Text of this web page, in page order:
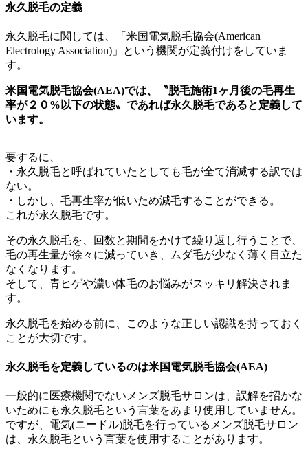
永久脱毛の定義
永久脱毛に関しては、「米国電気脱毛協会(American
Electrology Association)」という機関が定義付けをしていま
す。
米国電気脱毛協会(AEA)では、〝脱毛施術1ヶ月後の毛再生
率が２０%以下の状態〟であれば永久脱毛であると定義して
います。
要するに、
・永久脱毛と呼ばれていたとしても毛が全て消滅する訳では
ない。
・しかし、毛再生率が低いため減毛することができる。
これが永久脱毛です。
その永久脱毛を、回数と期間をかけて繰り返し行うことで、
毛の再生量が徐々に減っていき、ムダ毛が少なく薄く目立た
なくなります。
そして、青ヒゲや濃い体毛のお悩みがスッキリ解決されま
す。
永久脱毛を始める前に、このような正しい認識を持っておく
ことが大切です。
永久脱毛を定義しているのは米国電気脱毛協会(AEA)
一般的に医療機関でないメンズ脱毛サロンは、誤解を招かな
いためにも永久脱毛という言葉をあまり使用していません。
ですが、電気(ニードル)脱毛を行っているメンズ脱毛サロン
は、永久脱毛という言葉を使用することがあります。